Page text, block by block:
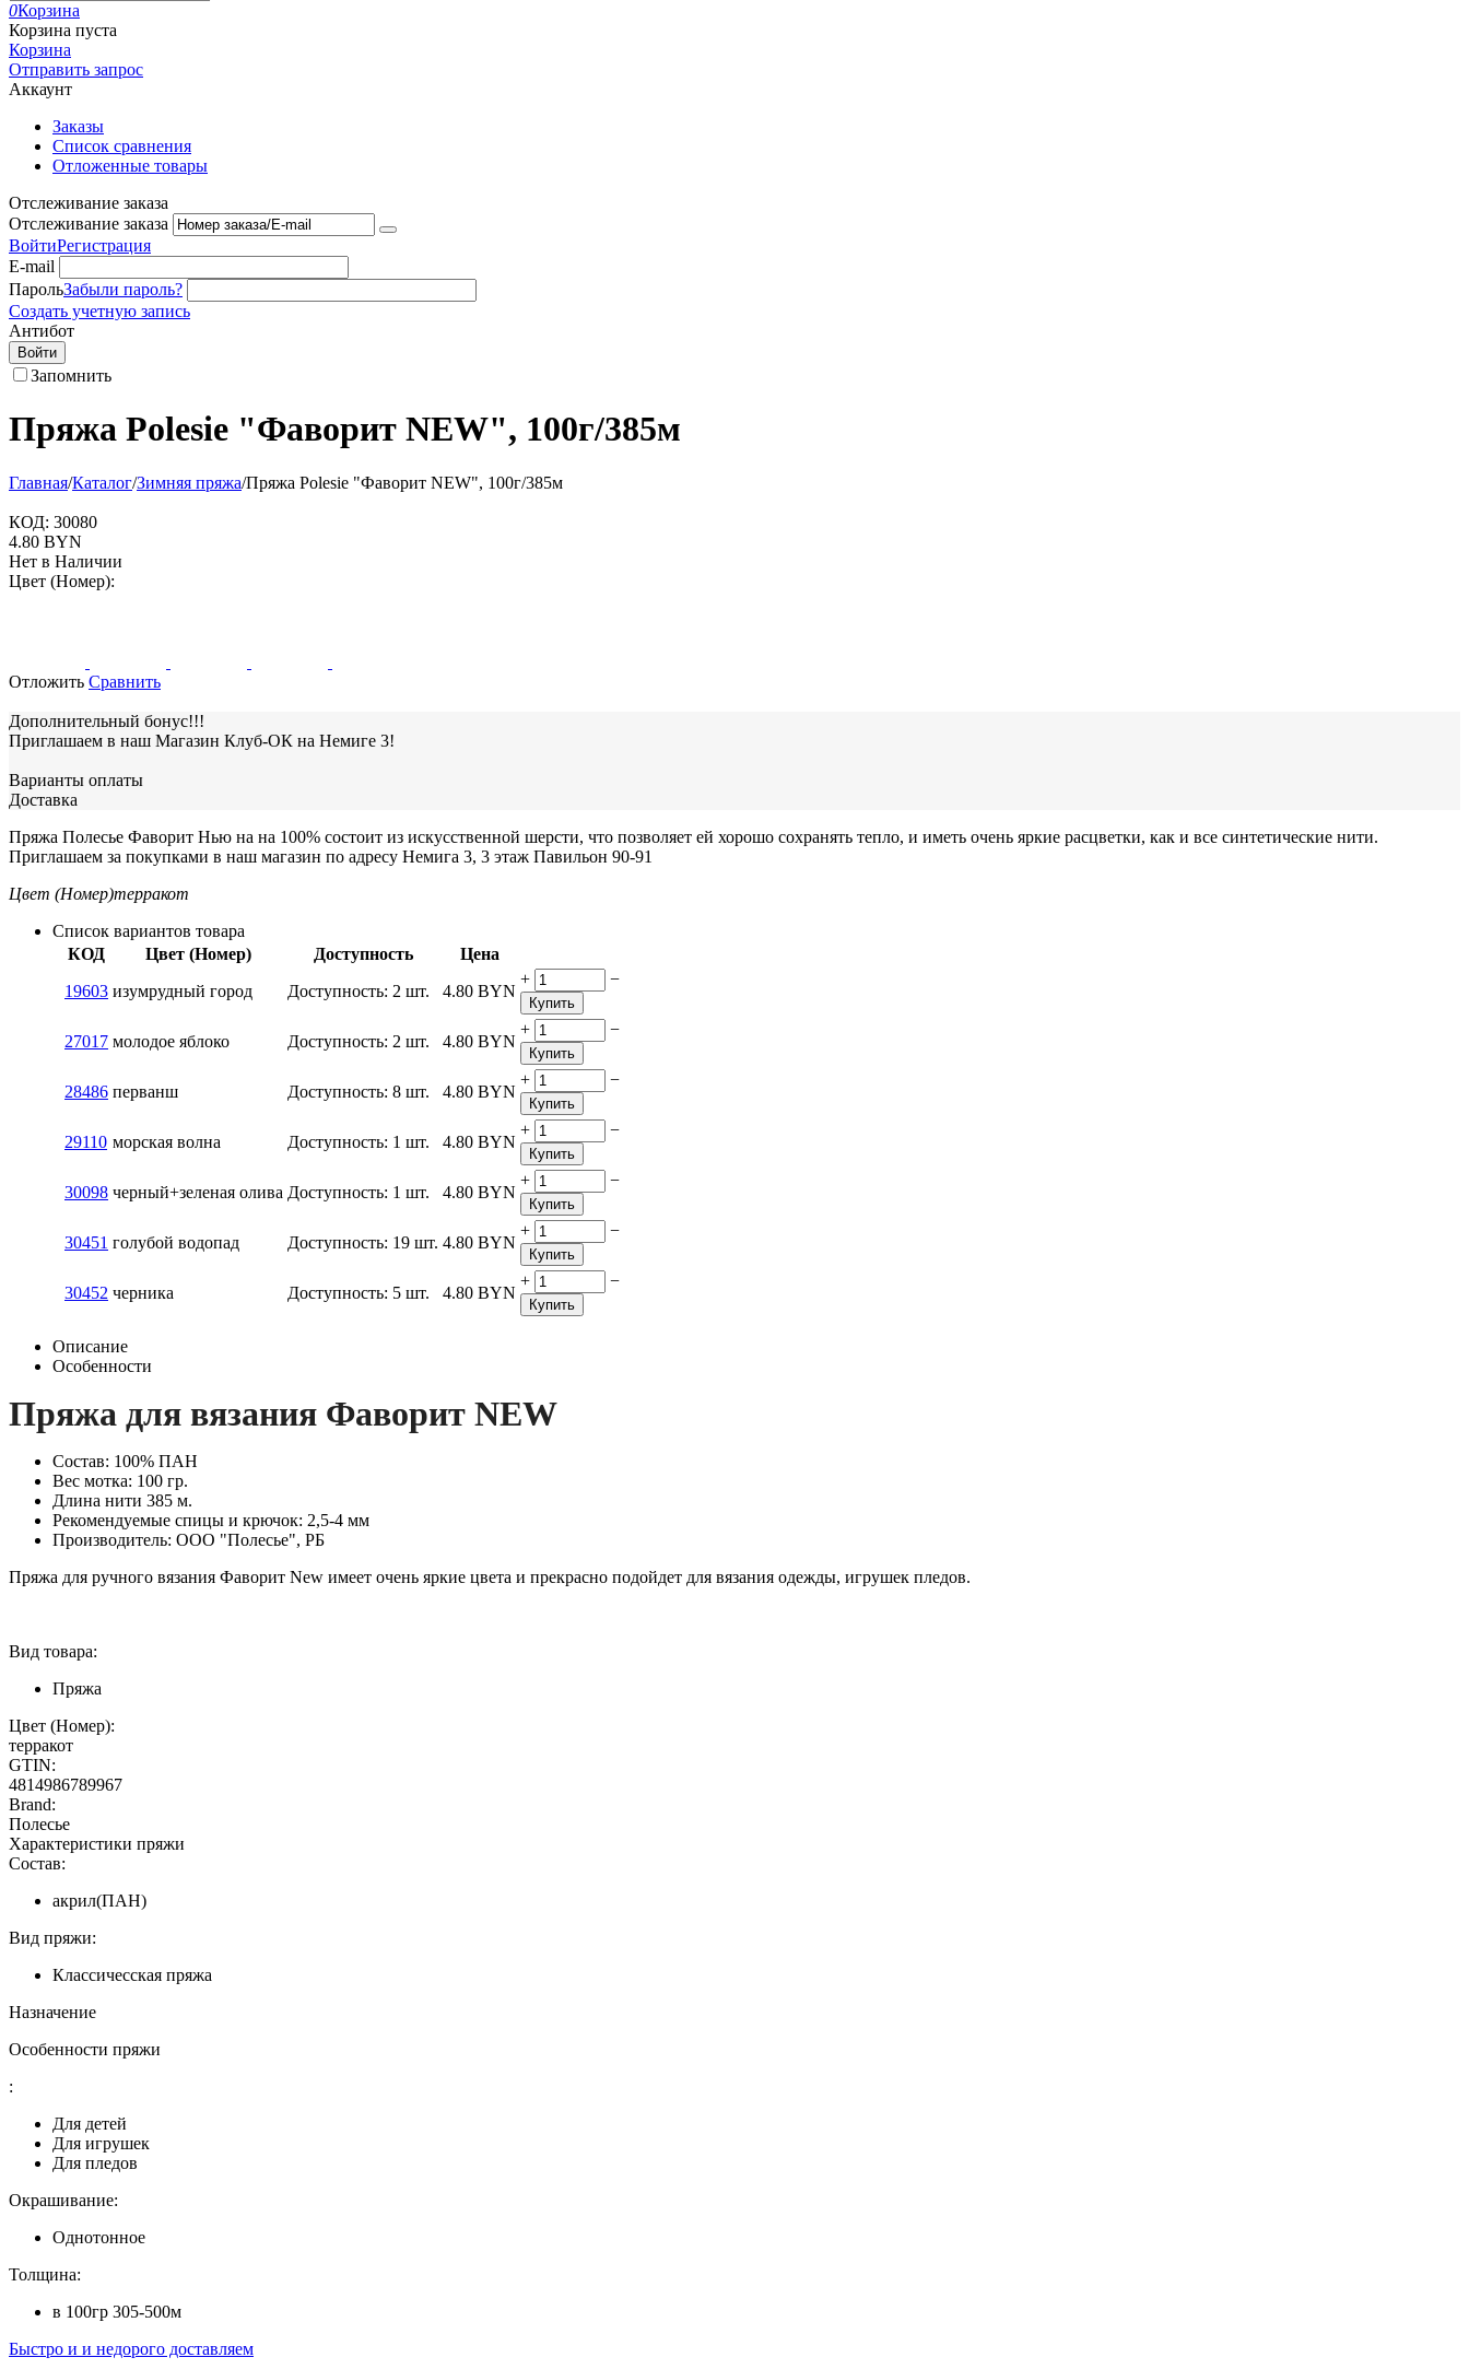
0Корзина
Корзина пуста
Корзина
Отправить запрос
Аккаунт
Заказы
Список сравнения
Отложенные товары
Отслеживание заказа
Отслеживание заказа
ВойтиРегистрация
E-mail
ПарольЗабыли пароль?
Создать учетную запись
Антибот
Войти
Запомнить
Пряжа Polesie "Фаворит NEW", 100г/385м
Главная/Каталог/Зимняя пряжа/Пряжа Polesie "Фаворит NEW", 100г/385м
КОД: 30080
4.80 BYN
Нет в Наличии
Цвет (Номер):
Отложить Сравнить
Дополнительный бонус!!!
Приглашаем в наш Магазин Клуб-ОК на Немиге 3!
Варианты оплаты
Доставка
Пряжа Полесье Фаворит Нью на на 100% состоит из искусственной шерсти, что позволяет ей хорошо сохранять тепло, и иметь очень яркие расцветки, как и все синтетические нити.
Приглашаем за покупками в наш магазин по адресу Немига 3, 3 этаж Павильон 90-91
Цвет (Номер)терракот
Список вариантов товара
КОД
Цвет (Номер) Доступность
Цена
19603 изумрудный город Доступность: 2 шт. 4.80 BYN
+ −
Купить
27017 молодое яблоко Доступность: 2 шт. 4.80 BYN
+ −
Купить
28486 перванш Доступность: 8 шт. 4.80 BYN
+ −
Купить
29110 морская волна Доступность: 1 шт. 4.80 BYN
+ −
Купить
30098 черный+зеленая олива Доступность: 1 шт. 4.80 BYN
+ −
Купить
30451 голубой водопад Доступность: 19 шт. 4.80 BYN
+ −
Купить
30452 черника Доступность: 5 шт. 4.80 BYN
+ −
Купить
Описание
Особенности
Пряжа для вязания Фаворит NEW
Состав: 100% ПАН
Вес мотка: 100 гр.
Длина нити 385 м.
Рекомендуемые спицы и крючок: 2,5-4 мм
Производитель: ООО "Полесье", РБ
Пряжа для ручного вязания Фаворит New имеет очень яркие цвета и прекрасно подойдет для вязания одежды, игрушек пледов.
Вид товара:
Пряжа
Цвет (Номер):
терракот
GTIN:
4814986789967
Brand:
Полесье
Характеристики пряжи
Состав:
акрил(ПАН)
Вид пряжи:
Классичесская пряжа
Назначение
Особенности пряжи
:
Для детей
Для игрушек
Для пледов
Окрашивание:
Однотонное
Толщина:
в 100гр 305-500м
Быстро и и недорого доставляем